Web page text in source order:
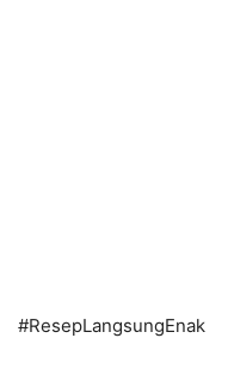
#ResepLangsungEnak